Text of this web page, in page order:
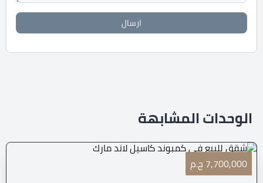
ارسال
الوحدات المشابهة
7,700,000 ج.م